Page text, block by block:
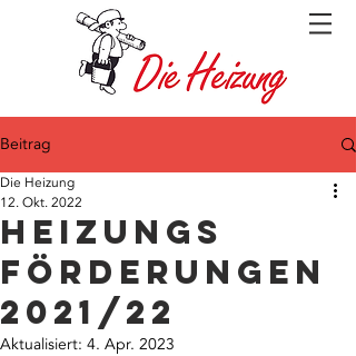
Beitrag
Heizungs
Förderungen
2021/22
Die Heizung
12. Okt. 2022
Aktualisiert: 4. Apr. 2023